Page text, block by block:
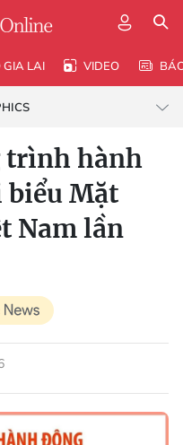
GIA LAI VIDEO
trình hành
Mặt
Nam lần